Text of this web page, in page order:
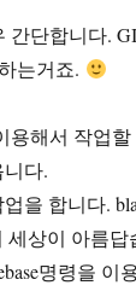
간단합니다.
는거죠.
용해서 작업
니다.
을 합니다.
세상이 아름답
명령을 이